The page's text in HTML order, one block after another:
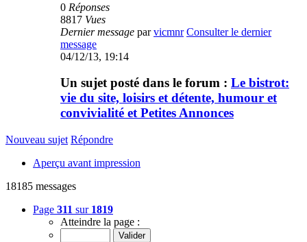
0 Réponses
8817 Vues
Dernier message parvicmnr Consulter le dernier
message
04/12/13, 19:14
Un sujet posté dans le forum : Le bistrot:
vie du site, loisirs et détente, humour et
convivialité et Petites Annonces
Nouveau sujet Répondre
Aperçu avant impression
18185 messages
Page 311 sur 1819
Atteindre la page :